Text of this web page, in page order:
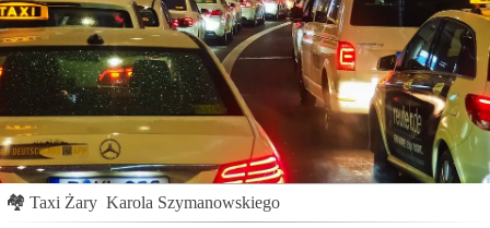
🏘 Taxi Żary Karola Szymanowskiego